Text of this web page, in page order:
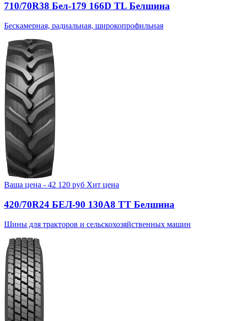
710/70R38 Бел-179 166D TL Белшина
Бескамерная, радиальная, широкопрофильная
Ваша цена - 42 120 руб Хит цена
420/70R24 БЕЛ-90 130А8 TT Белшина
Шины для тракторов и сельскохозяйственных машин